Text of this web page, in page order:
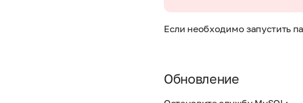
Если необходимо запустить
Обновление